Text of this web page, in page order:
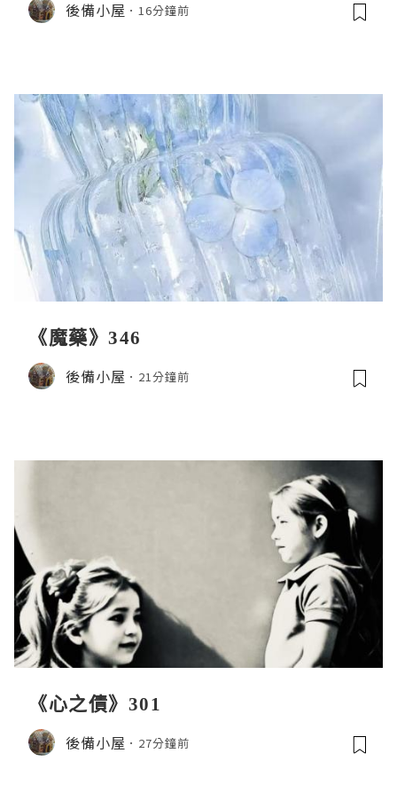
後備小屋 16分鐘前
《魔藥》346
後備小屋 21分鐘前
《心之債》301
後備小屋 27分鐘前